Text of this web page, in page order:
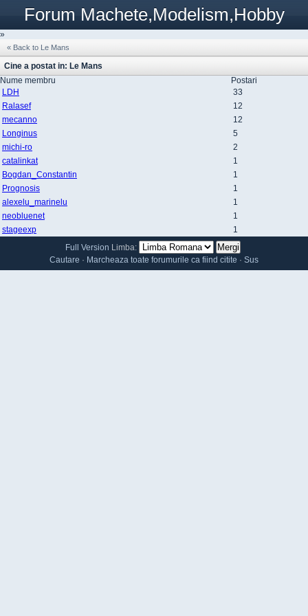
Forum Machete,Modelism,Hobby
»
« Back to Le Mans
Cine a postat in: Le Mans
Nume membru
Postari
LDH
33
Ralasef
12
mecanno
12
Longinus
5
michi-ro
2
catalinkat
1
Bogdan_Constantin
1
Prognosis
1
alexelu_marinelu
1
neobluenet
1
stageexp
1
Full Version Limba:
Cautare · Marcheaza toate forumurile ca fiind citite · Sus